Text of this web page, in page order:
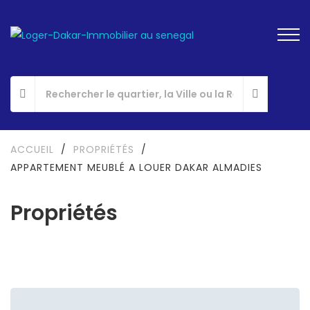
Propriétés
ACCUEIL / PROPRIÉTÉS
/
APPARTEMENT MEUBLÉ A LOUER DAKAR ALMADIES